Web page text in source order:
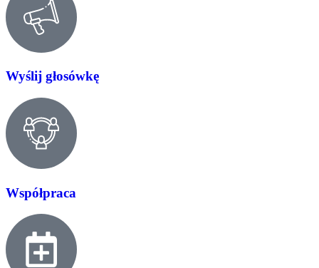
Wyślij głosówkę
Współpraca